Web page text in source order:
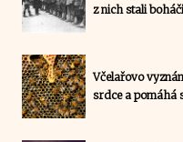
z nich stali boháči
Včelařovo
srdce a pomáhá